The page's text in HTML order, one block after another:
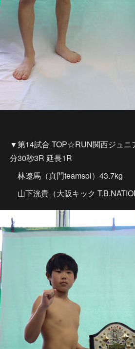
▼第14試合 TOP☆RUN関西ジュニ
分30秒3R 延長1R
林遼馬（真門teamsol）43.7kg
山下洸貴（大阪キック